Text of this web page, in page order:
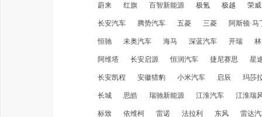
蔚来 红旗 百智新能源 极氪 极越 荣威
长安汽车 腾势汽车 五菱 三菱 阿斯顿·马
恒驰 未奥汽车 海马 深蓝汽车 开瑞
阿维塔 长安启源 恒润汽车 捷尼赛思 星
长安凯程 安徽猎豹 小米汽车 启辰 玛莎
长城 思皓 瑞驰新能源 江淮汽车 江淮瑞
标致 依维柯 雷诺 法拉利 东风 雷达